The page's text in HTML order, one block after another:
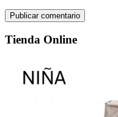
Tienda Online